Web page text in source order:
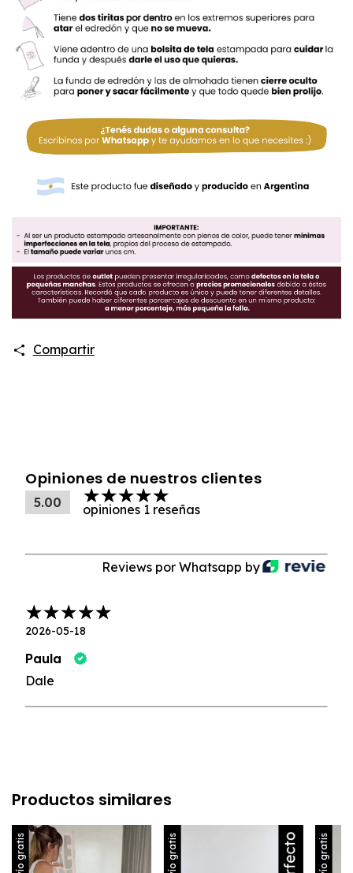
Compartir
Opiniones de nuestros clientes
5.00 opiniones 1 reseñas
Reviews por Whatsapp by
2026-05-18
Paula
Dale
Productos similares
Envío gratis Envío gratis Envío gratis